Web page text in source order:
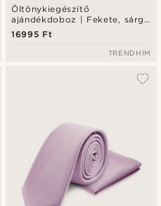
Öltönykiegészítő
ajándékdoboz | Fekete, sárga
és ezüst tónusú szett
16995 Ft
TRENDHIM